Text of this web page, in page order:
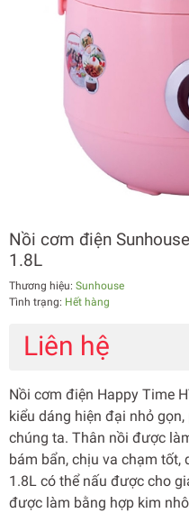
Nồi cơm điện
1.8L
Thương hiệu: Sunhouse
Tình trạng: Hết hàng
Liên hệ
Nồi cơm điện Happy Time
kiểu dáng hiện đại nhỏ
chúng ta. Thân nồi được
bám bẩn, chịu va chạm tốt,
1.8L có thể nấu được cho
được làm bằng hợp kim